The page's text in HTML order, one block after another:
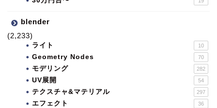
blender
(2,233)
ライト 10
Geometry Nodes 70
モデリング 282
UV展開 54
テクスチャ&マテリアル 297
エフェクト 36